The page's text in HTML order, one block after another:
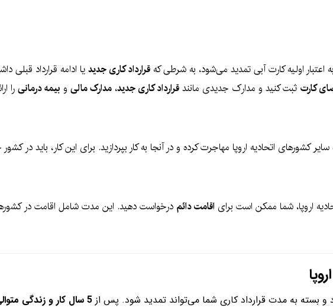
اولیه کارت آبی تمدید می‌شود، به شرطی کهقرارداد کاری جدیدیا ادامه قرارداد قبلی
کارت ثبت کنید و مدارک جدیدی مانندقرارداد کاری جدید، مدارک مالیو بیمه درمانیرا
کشورهای اتحادیه اروپا مهاجرت کرده و در آنجا به کار بپردازید. برای این کار، باید در
اروپا، شما ممکن است برای اقامت دائم درخواست دهید. این مدت شامل اقامت در
بسته به مدت قرارداد کاری شما می‌تواند تمدید شود. پس از 5 سال کار و زندگی متوالی